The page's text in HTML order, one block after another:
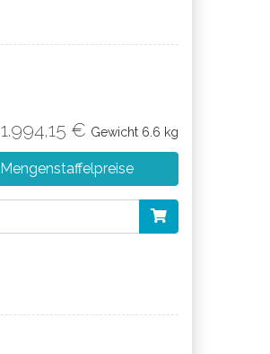
1.994,15 € Gewicht 6.6 kg
Mengenstaffelpreise